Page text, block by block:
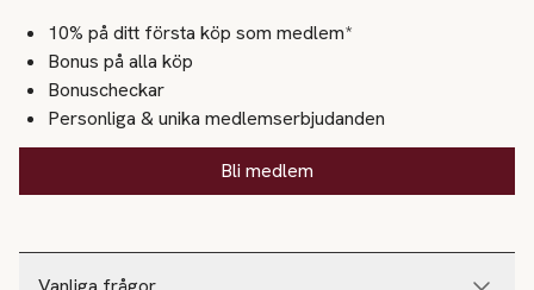
10% på ditt första köp som medlem*
Bonus på alla köp
Bonuscheckar
Personliga & unika medlemserbjudanden
Bli medlem